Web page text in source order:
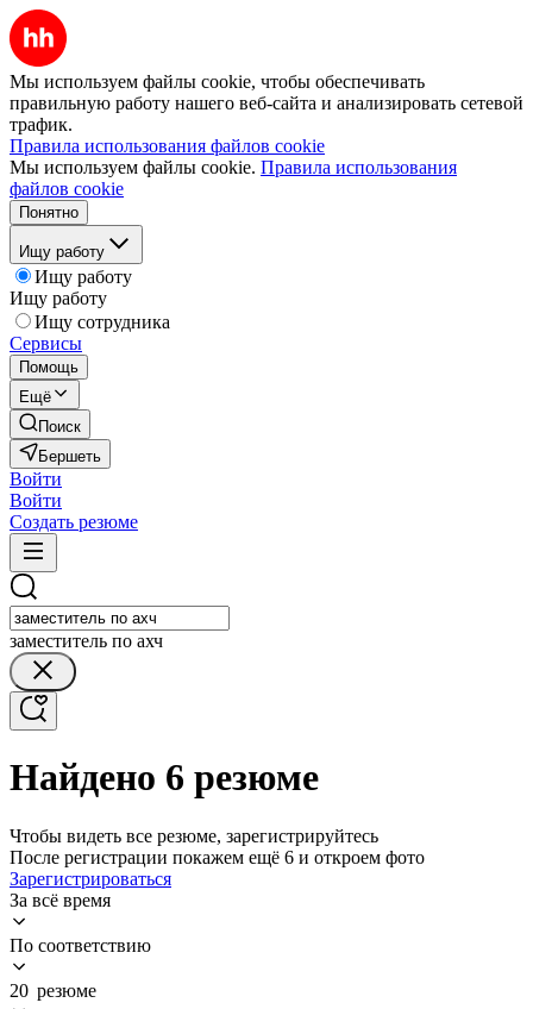
Мы используем файлы cookie, чтобы обеспечивать
правильную работу нашего веб-сайта и анализировать сетевой
трафик.
Правила использования файлов cookie
Мы используем файлы cookie. Правила использования
файлов cookie
Понятно
Ищу работу
Ищу работу
Ищу работу
Ищу сотрудника
Сервисы
Помощь
Ещё
Поиск
Бершеть
Войти
Войти
Создать резюме
заместитель по ахч
Найдено 6 резюме
Чтобы видеть все резюме, зарегистрируйтесь
После регистрации покажем ещё 6 и откроем фото
Зарегистрироваться
За всё время
По соответствию
20 резюме